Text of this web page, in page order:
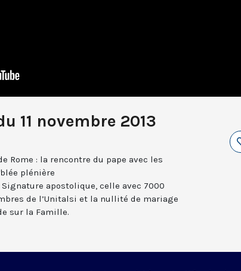
11 novembre 2013
Rome : la rencontre du pape avec les
plénière
apostolique, celle avec 7000
de l’Unitalsi et la nullité de mariage
sur la Famille.